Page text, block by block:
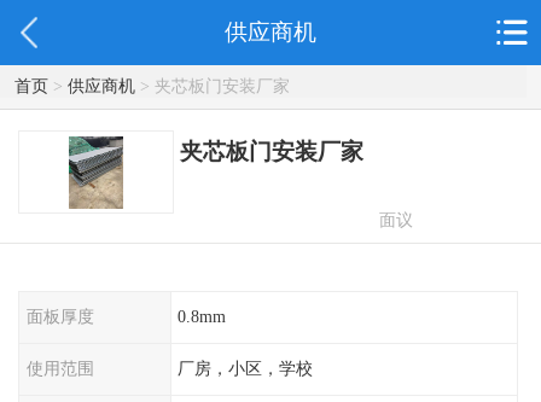
供应商机
首页> 供应商机> 夹芯板门安装厂家
夹芯板门安装厂家
面议
面板厚度 0.8mm
使用范围 厂房，小区，学校